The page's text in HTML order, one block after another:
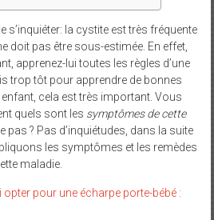
s’inquiéter: la cystite est très fréquente
doit pas être sous-estimée. En effet,
apprenez-lui toutes les règles d’une
trop tôt pour apprendre de bonnes
enfant, cela est très important. Vous
quels sont les symptômes de cette
pas ? Pas d’inquiétudes, dans la suite
les symptômes et les remèdes
maladie.
pour une écharpe porte-bébé :